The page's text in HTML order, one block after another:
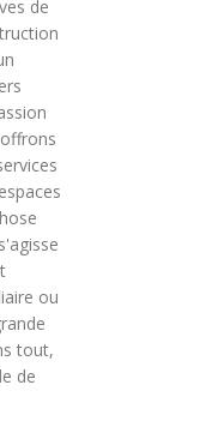
de
ou
tout,
de